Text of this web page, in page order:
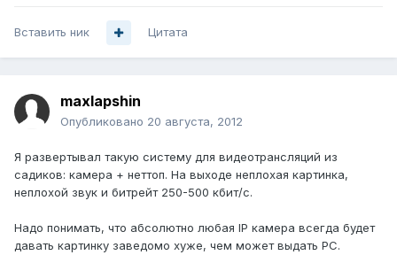
Вставить ник Цитата
maxlapshin
Опубликовано 20 августа, 2012
Я развертывал такую систему для видеотрансляций из
садиков: камера + неттоп. На выходе неплохая картинка,
неплохой звук и битрейт 250-500 кбит/с.
Надо понимать, что абсолютно любая IP камера всегда будет
давать картинку заведомо хуже, чем может выдать PC.